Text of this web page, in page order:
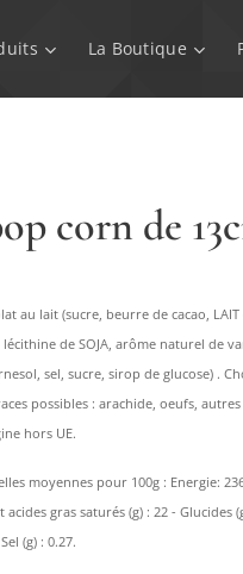
La Boutique
corn de
au lait (sucre, beurre de cacao,
de SOJA, arôme naturel de
sel, sucre, sirop de glucose) .
possibles : arachide, oeufs,
hors UE.
moyennes pour 100g : Energie:
acides gras saturés (g) : 22 - Glucides
(g) : 0.27.